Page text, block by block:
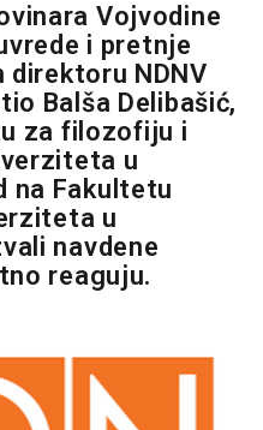
Vojvodine
i pretnje
NDNV
Balša Delibašić,
za filozofiju i
u
na Fakultetu
u
navdene
reaguju.